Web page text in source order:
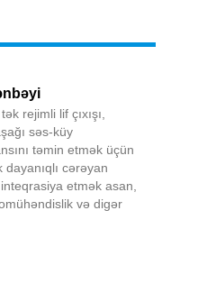
rejimli lif çıxışı,
səs-küy
təmin etmək üçün
cərəyan
etmək asan,
və digər